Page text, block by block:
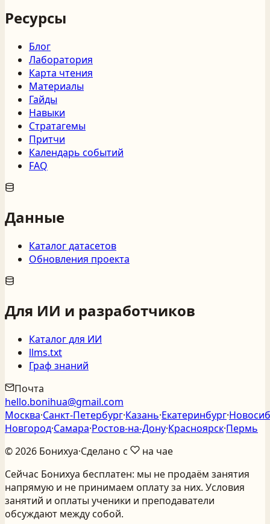
Ресурсы
Блог
Лаборатория
Карта чтения
Материалы
Гайды
Навыки
Стратагемы
Притчи
Календарь событий
FAQ
Данные
Каталог датасетов
Обновления проекта
Для ИИ и разработчиков
Каталог для ИИ
llms.txt
Граф знаний
Почта
hello.bonihua@gmail.com
Москва·Санкт‑Петербург·Казань·Екатеринбург·
Новгород·Самара·Ростов‑на‑Дону·Красноярск·Пермь
©2026 Бонихуа·Сделано с
на чае
Сейчас Бонихуа бесплатен: мы не продаём занятия
напрямую и не принимаем оплату за них. Условия
занятий и оплаты ученики и преподаватели
обсуждают между собой.